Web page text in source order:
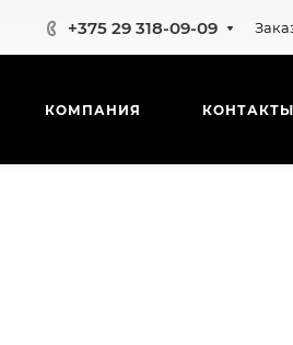
+375 29 318-09-09
КОМПАНИЯ КОНТАКТЫ